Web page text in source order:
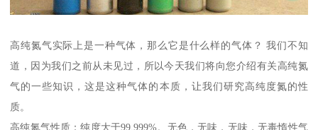
高纯氮气实际上是一种气体，那么它是什么样的气体？ 我们不知
道，因为我们之前从未见过，所以今天我们将向您介绍有关高纯氮
气的一些知识，这是这种气体的本质，让我们研究高纯度氮的性
质。
高纯氮气性质：纯度大于99.999%。无色，无味，无味，无毒惰性气